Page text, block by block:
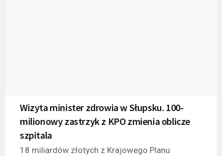
Wizyta minister zdrowia w Słupsku. 100-
milionowy zastrzyk z KPO zmienia oblicze
szpitala
18 miliardów złotych z Krajowego Planu